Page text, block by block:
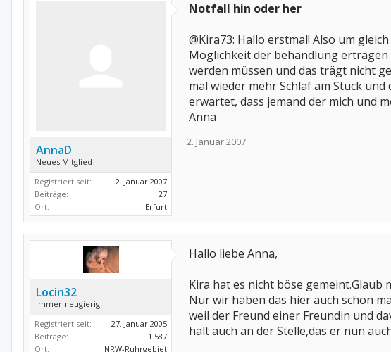
AnnaD
Neues Mitglied
Registriert seit:
2. Januar 2007
Beiträge:
27
Ort:
Erfurt
Notfall hin oder her
@Kira73: Hallo erstmal! Also um
Möglichkeit der behandlung
werden müssen und das trägt nicht
mal wieder mehr Schlaf am Stück
erwartet, dass jemand der mich und
Anna
2. Januar 2007
Locin32
Immer neugierig
Registriert seit:
27. Januar 2005
Beiträge:
1.587
Ort:
NRW-Ruhrgebiet
Hallo liebe Anna,
Kira hat es nicht böse gemeint.Glaub
Nur wir haben das hier auch schon
weil der Freund einer Freundin und
halt auch an der Stelle,das er nun